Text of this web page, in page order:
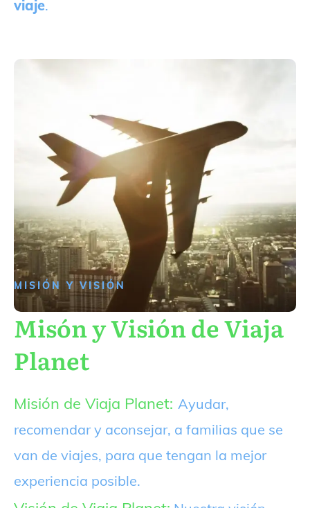
viaje.
MISIÓN Y VISIÓN
Misón y Visión de Viaja
Planet
Misión de Viaja Planet: Ayudar,
recomendar y aconsejar, a familias que se
van de viajes, para que tengan la mejor
experiencia posible.